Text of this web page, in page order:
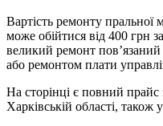
Вартість ремонту
може обійтися від 400 грн
великий ремонт
або ремонтом плати
На сторінці є повний прайс
Харківській області, також